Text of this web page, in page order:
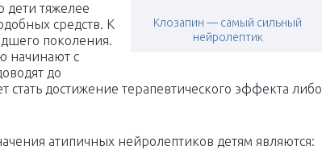
Клозапин — самый сильный
нейролептик
дети тяжелее
средств. К
поколения.
начинают с
до
достижение терапевтического эффекта либо
атипичных нейролептиков детям являются: